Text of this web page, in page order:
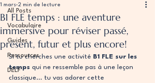
All Posts
Vocabulaire
Guides
Ressources
DELF
B1 FLE temps : une aventure
immersive pour réviser passé,
présent, futur et plus encore!
1 mars 2 min de lecture
Si tu cherches une activité B1 FLE sur les
temps qui ne ressemble pas à une leçon
classique… tu vas adorer cette